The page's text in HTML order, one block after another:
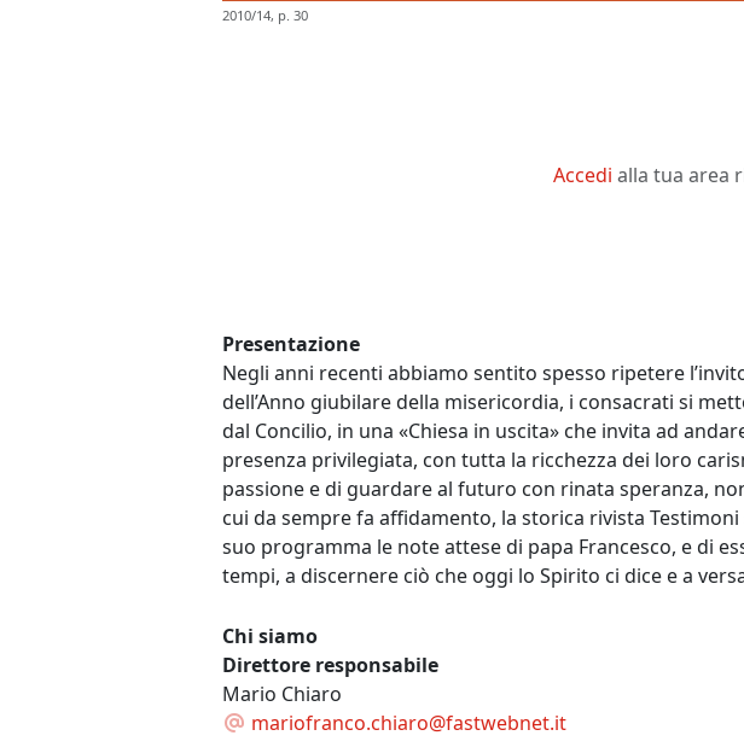
2010/14, p. 30
Accedi alla tua area
Presentazione
Negli anni recenti abbiamo sentito spesso ripetere
dell’Anno giubilare della misericordia, i consacrati si
dal Concilio, in una «Chiesa in uscita» che invita ad
presenza privilegiata, con tutta la ricchezza dei loro
passione e di guardare al futuro con rinata speranza,
cui da sempre fa affidamento, la storica rivista
suo programma le note attese di papa Francesco, e di
tempi, a discernere ciò che oggi lo Spirito ci dice e a
Chi siamo
Direttore responsabile
Mario Chiaro
mariofranco.chiaro@fastwebnet.it